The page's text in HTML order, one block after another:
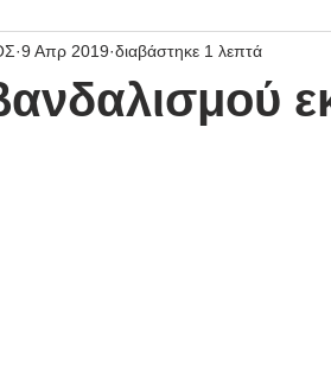
9 Απρ 2019 διαβάστηκε 1 λεπτά